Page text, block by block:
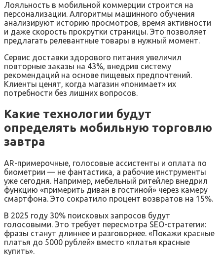
Лояльность в мобильной коммерции строится на
персонализации. Алгоритмы машинного обучения
анализируют историю просмотров, время активности
и даже скорость прокрутки страницы. Это позволяет
предлагать релевантные товары в нужный момент.
Сервис доставки здорового питания увеличил
повторные заказы на 43%, внедрив систему
рекомендаций на основе пищевых предпочтений.
Клиенты ценят, когда магазин «понимает» их
потребности без лишних вопросов.
Какие технологии будут
определять мобильную торговлю
завтра
AR-примерочные, голосовые ассистенты и оплата по
биометрии — не фантастика, а рабочие инструменты
уже сегодня. Например, мебельный ритейлер внедрил
функцию «примерить диван в гостиной» через камеру
смартфона. Это сократило процент возвратов на 15%.
В 2025 году 30% поисковых запросов будут
голосовыми. Это требует пересмотра SEO-стратегии:
фразы станут длиннее и разговорнее. «Покажи красные
платья до 5000 рублей» вместо «платья красные
купить».